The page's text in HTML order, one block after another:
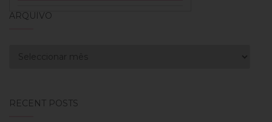
ARQUIVO
RECENT POSTS